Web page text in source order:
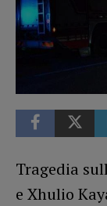
Tragedia
e Xhulio